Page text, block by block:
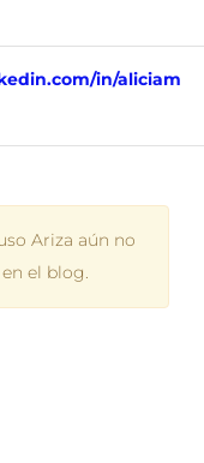
in/aliciam
Ariza aún no
el blog.